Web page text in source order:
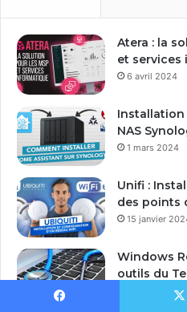
Atera : la
et services
6 avril 2024
Installation
NAS
1 mars 2024
Unifi :
des points
15 janvier
Windows
outils du
13 janvier 2024